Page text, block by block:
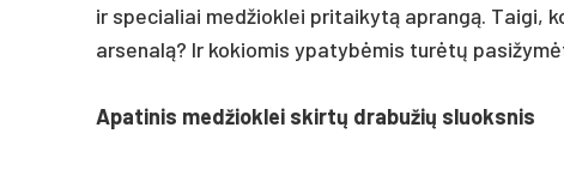
ir specialiai medžioklei pritaikytą aprangą. Taigi,
arsenalą? Ir kokiomis ypatybėmis turėtų
Apatinis medžioklei skirtų drabužių sluoksnis